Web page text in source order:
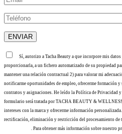
Sí, autorizo a Tacha Beauty a que incorpore mis
proporcionarla, a un fichero automatizado de su propiedad
mantener una relación contractual 2) para valorar mi
notificarme oportunidades de empleo, ofrecerme formación
contratos y asignaciones. He leído la Política de Privacidad
formulario será tratada por TACHA BEAUTY &
intereses con la marca y ofrecerme información
rectificación, eliminación y restricción del procesamiento de
. Para obtener más información sobre nuestro